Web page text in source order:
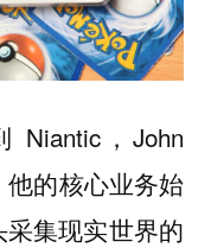
Niantic，John
的核心业务始
集现实世界的